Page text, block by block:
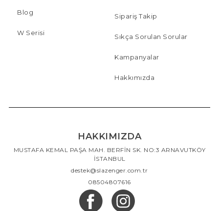
Blog
W Serisi
Sipariş Takip
Sıkça Sorulan Sorular
Kampanyalar
Hakkımızda
HAKKIMIZDA
MUSTAFA KEMAL PAŞA MAH. BERFİN SK. NO:3 ARNAVUTKÖY
İSTANBUL
destek@slazenger.com.tr
08504807616